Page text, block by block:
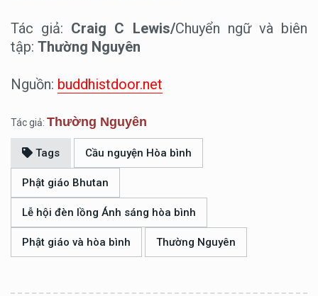
Tác giả: Craig C Lewis/Chuyển ngữ và biên
tập: Thường Nguyên
Nguồn: buddhistdoor.net
Tác giả: Thường Nguyên
Tags Cầu nguyện Hòa bình
Phật giáo Bhutan
Lễ hội đèn lồng Ánh sáng hòa bình
Phật giáo và hòa bình Thường Nguyên